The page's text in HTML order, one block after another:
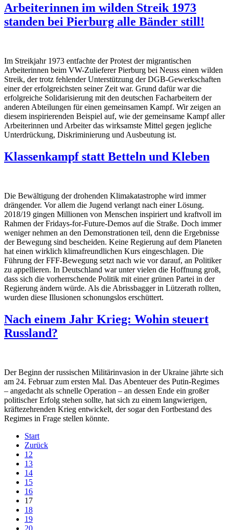
Arbeiterinnen im wilden Streik 1973
standen bei Pierburg alle Bänder still!
Im Streikjahr 1973 entfachte der Protest der migrantischen
Arbeiterinnen beim VW-Zulieferer Pierburg bei Neuss einen wilden
Streik, der trotz fehlender Unterstützung der DGB-Gewerkschaften
einer der erfolgreichsten seiner Zeit war. Grund dafür war die
erfolgreiche Solidarisierung mit den deutschen Facharbeitern der
anderen Abteilungen für einen gemeinsamen Kampf. Wir zeigen an
diesem inspirierenden Beispiel auf, wie der gemeinsame Kampf aller
Arbeiterinnen und Arbeiter das wirksamste Mittel gegen jegliche
Unterdrückung, Diskriminierung und Ausbeutung ist.
Klassenkampf statt Betteln und Kleben
Die Bewältigung der drohenden Klimakatastrophe wird immer
drängender. Vor allem die Jugend verlangt nach einer Lösung.
2018/19 gingen Millionen von Menschen inspiriert und kraftvoll im
Rahmen der Fridays-for-Future-Demos auf die Straße. Doch immer
weniger nehmen an den Demonstrationen teil, denn die Ergebnisse
der Bewegung sind bescheiden. Keine Regierung auf dem Planeten
hat einen wirklich klimafreundlichen Kurs eingeschlagen. Die
Führung der FFF-Bewegung setzt nach wie vor darauf, an Politiker
zu appellieren. In Deutschland war unter vielen die Hoffnung groß,
dass sich die vorherrschende Politik mit einer grünen Partei in der
Regierung ändern würde. Als die Abrissbagger in Lützerath rollten,
wurden diese Illusionen schonungslos erschüttert.
Nach einem Jahr Krieg: Wohin steuert
Russland?
Der Beginn der russischen Militärinvasion in der Ukraine jährte sich
am 24. Februar zum ersten Mal. Das Abenteuer des Putin-Regimes
– angedacht als schnelle Operation – an dessen Ende ein großer
politischer Erfolg stehen sollte, hat sich zu einem langwierigen,
kräftezehrenden Krieg entwickelt, der sogar den Fortbestand des
Regimes in Frage stellen könnte.
Start
Zurück
12
13
14
15
16
17
18
19
20